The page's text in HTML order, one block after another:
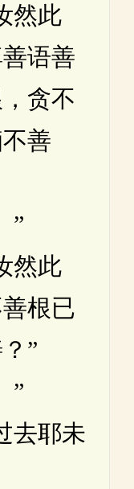
然此
语善
贪不
善
”
然此
根已
”
”
耶未